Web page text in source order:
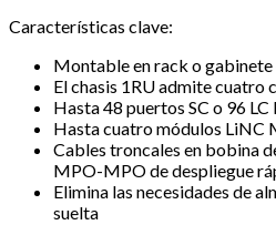
Características clave:
Montable en rack o
El chasis 1RU admite cuatro
Hasta 48 puertos SC o 96
Hasta cuatro módulos LiNC
Cables troncales en bobina
MPO-MPO de despliegue
Elimina las necesidades de
suelta